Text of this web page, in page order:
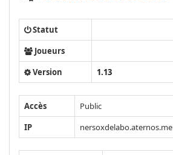
Statut
Joueurs
Version
1.13
Accès
Public
IP
nersoxdelabo.aternos.me